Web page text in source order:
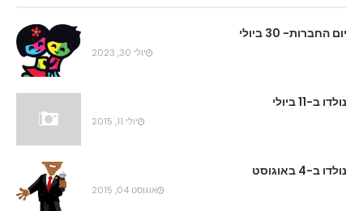
יום החברות- 30 ביולי
יולי 30, 2023
נולדו ב-11 ביולי
יולי 11, 2015
נולדו ב-4 באוגוסט
אוגוסט 04, 2015